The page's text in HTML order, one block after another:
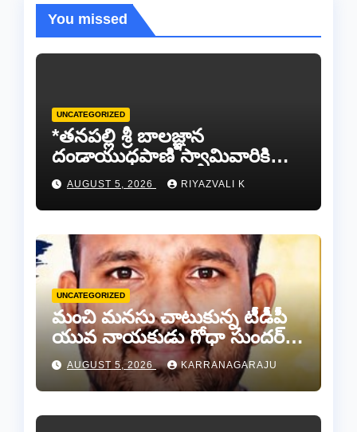
You missed
UNCATEGORIZED
*తనపల్లి శ్రీ బాలజ్ఞాన
దండాయుధపాణి స్వామివారికి
పట్టువస్త్రాలు సమర్పించిన తుడా
ఛైర్మన్ డాక్టర్ డాలర్స్ దివాకర్
రెడ్డి…
AUGUST 5, 2026 RIYAZVALI K
UNCATEGORIZED
మంచి మనసు చాటుకున్న టీడీపీ
యువ నాయకుడు గోధా సుందర్
రెడ్డి.AUGUST 5, 2026 KARRANAGARAJU